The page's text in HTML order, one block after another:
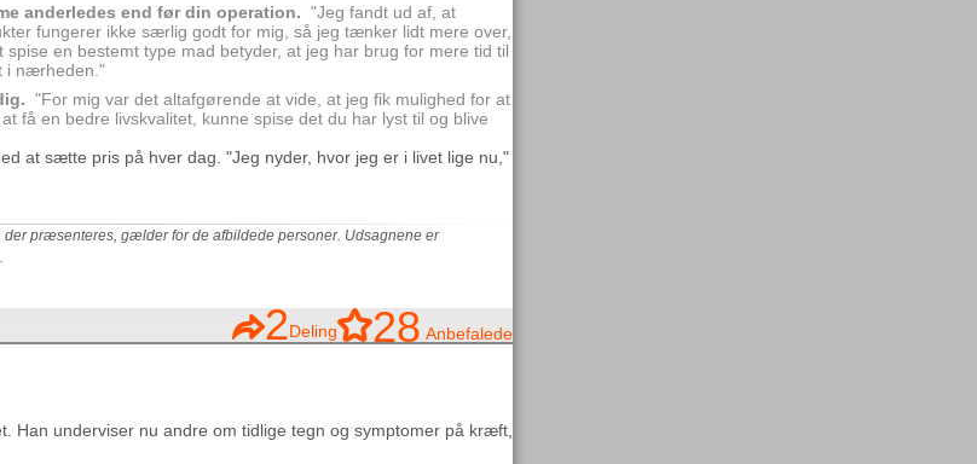
anderledes end før din operation. "Jeg fandt ud af, at
fungerer ikke særlig godt for mig, så jeg tænker lidt mere over,
en bestemt type mad betyder, at jeg har brug for mere tid til
i nærheden."
"For mig var det altafgørende at vide, at jeg fik mulighed for at
få en bedre livskvalitet, kunne spise det du har lyst til og blive
at sætte pris på hver dag. "Jeg nyder, hvor jeg er i livet lige nu,"
der præsenteres, gælder for de afbildede personer. Udsagnene er
2Deling 28 Anbefalede
underviser nu andre om tidlige tegn og symptomer på kræft,